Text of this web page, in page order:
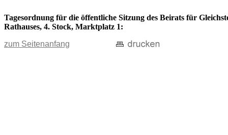
Tagesordnung für die öffentliche Sitzung des Beirats für
Rathauses, 4. Stock, Marktplatz 1:
zum Seitenanfang